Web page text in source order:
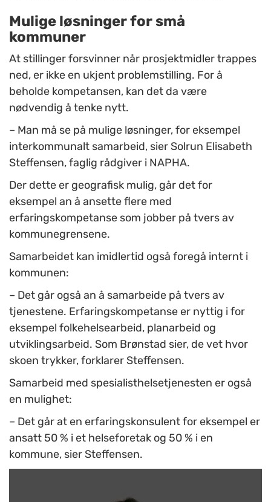
Mulige løsninger for små
kommuner
At stillinger forsvinner når prosjektmidler trappes
ned, er ikke en ukjent problemstilling. For å
beholde kompetansen, kan det da være
nødvendig å tenke nytt.
– Man må se på mulige løsninger, for eksempel
interkommunalt samarbeid, sier Solrun Elisabeth
Steffensen, faglig rådgiver i NAPHA.
Der dette er geografisk mulig, går det for
eksempel an å ansette flere med
erfaringskompetanse som jobber på tvers av
kommunegrensene.
Samarbeidet kan imidlertid også foregå internt i
kommunen:
– Det går også an å samarbeide på tvers av
tjenestene. Erfaringskompetanse er nyttig i for
eksempel folkehelsearbeid, planarbeid og
utviklingsarbeid. Som Brønstad sier, de vet hvor
skoen trykker, forklarer Steffensen.
Samarbeid med spesialisthelsetjenesten er også
en mulighet:
– Det går at en erfaringskonsulent for eksempel er
ansatt 50 % i et helseforetak og 50 % i en
kommune, sier Steffensen.